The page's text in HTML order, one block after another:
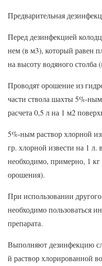
Предварительная
Перед дезинфекцией
нем (в м3), который равен
на высоту водяного столба
Проводят орошение из
части ствола шахты 5%-
расчета 0,5 л на 1 м2
5%-ным раствор хлорной
гр. хлорной извести на 1 л.
необходимо, примерно, 1
орошения).
При использовании
необходимо пользоваться
препарата.
Выполняют дезинфекцию
й раствор хлорированной